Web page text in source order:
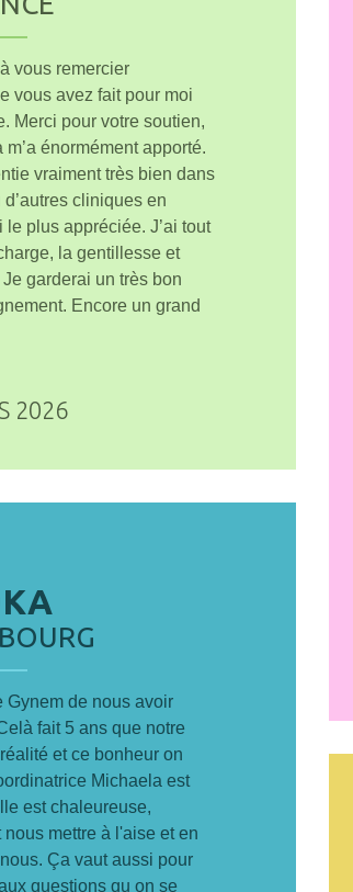
vous remercier
vous avez fait pour moi
Merci pour votre soutien,
énormément apporté.
vraiment très bien dans
cliniques en
le plus appréciée. J’ai tout
la gentillesse et
Je garderai un très bon
Encore un grand
2026
Gynem de nous avoir
fait 5 ans que notre
et ce bonheur on
Michaela est
est chaleureuse,
mettre à l'aise et en
Ça vaut aussi pour
questions qu on se